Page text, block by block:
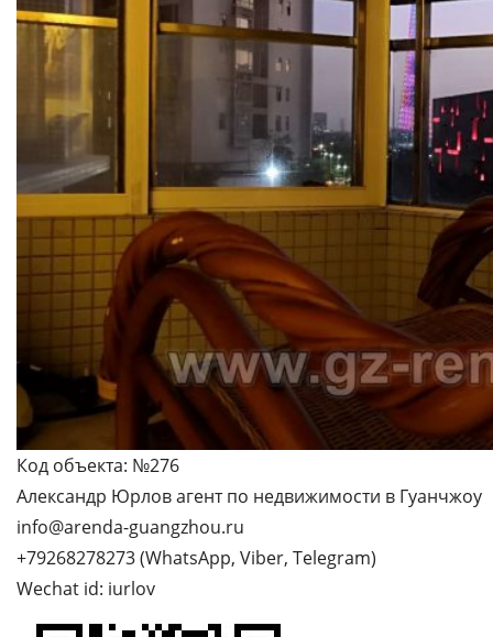
Код объекта: №276
Александр Юрлов агент по недвижимости в Гуанчжоу
info@arenda-guangzhou.ru
+79268278273 (WhatsApp, Viber, Telegram)
Wechat id: iurlov